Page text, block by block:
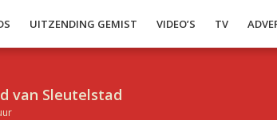
UITZENDING GEMIST VIDEO’S TV
van Sleutelstad